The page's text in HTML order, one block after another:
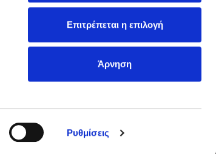
Ρυθμίσεις
Επιτρέπεται η επιλογή
Άρνηση